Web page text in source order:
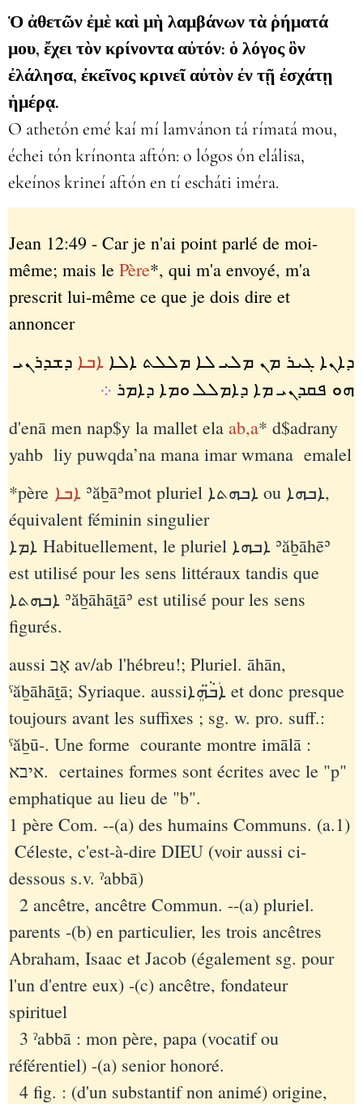
Ὁ ἀθετῶν ἐμὲ καὶ μὴ λαμβάνων τὰ ῥήματά
μου, ἔχει τὸν κρίνοντα αὐτόν: ὁ λόγος ὃν
ἐλάλησα, ἐκεῖνος κρινεῖ αὐτὸν ἐν τῇ ἐσχάτῃ
ἡμέρᾳ.
O athetón emé kaí mí lamvánon tá rímatá mou,
échei tón krínonta aftón: o lógos ón elálisa,
ekeínos krineí aftón en tí escháti iméra.
Jean 12:49 - Car je n'ai point parlé de moi-
même; mais le Père*, qui m'a envoyé, m'a
prescrit lui-même ce que je dois dire et
annoncer
ܕܐܢܐ ܓܝܪ ܡܢ ܡܠܝ ܠܐ ܡܠܠܬ ܐܠܐ ܐܒܐ ܕܫܕܪܢܝ
ܗܘ ܦܩܕܢܝ ܡܐ ܕܐܡܠܠ ܘܡܐ ܕܐܡܪ ܀
d'enā men nap$y la mallet ela ab,a* d$adrany
yahb liy puwqda’na mana imar wmana emalel
*père ܐܒܐ ʾăḇāʾmot pluriel ܐܒܗܬܐ‎ ou ܐܒܗܐ‎,
équivalent féminin singulier
ܐܡܐ‎ Habituellement, le pluriel ܐܒܗܐ‎ ʾăḇāhēʾ
est utilisé pour les sens littéraux tandis que
ܐܒܗܬܐ‎ ʾăḇāhāṯāʾ est utilisé pour les sens
figurés.
aussiאָב ‏ av/ab l'hébreu!; Pluriel. āhān,
ˁăḇāhāṯā; Syriaque. aussiܐܲܒ̈ܵܗܸܐ‏ et donc presque
toujours avant les suffixes ; sg. w. pro. suff.:
ˁăḇū-. Une forme courante montre imālā :
איבא‏. certaines formes sont écrites avec le "p"
emphatique au lieu de "b".
1 père Com. --(a) des humains Communs. (a.1)
Céleste, c'est-à-dire DIEU (voir aussi ci-
dessous s.v. ˀabbā)
2 ancêtre, ancêtre Commun. --(a) pluriel.
parents -(b) en particulier, les trois ancêtres
Abraham, Isaac et Jacob (également sg. pour
l'un d'entre eux) -(c) ancêtre, fondateur
spirituel
3 ˀabbā : mon père, papa (vocatif ou
référentiel) -(a) senior honoré.
4 fig. : (d'un substantif non animé) origine,